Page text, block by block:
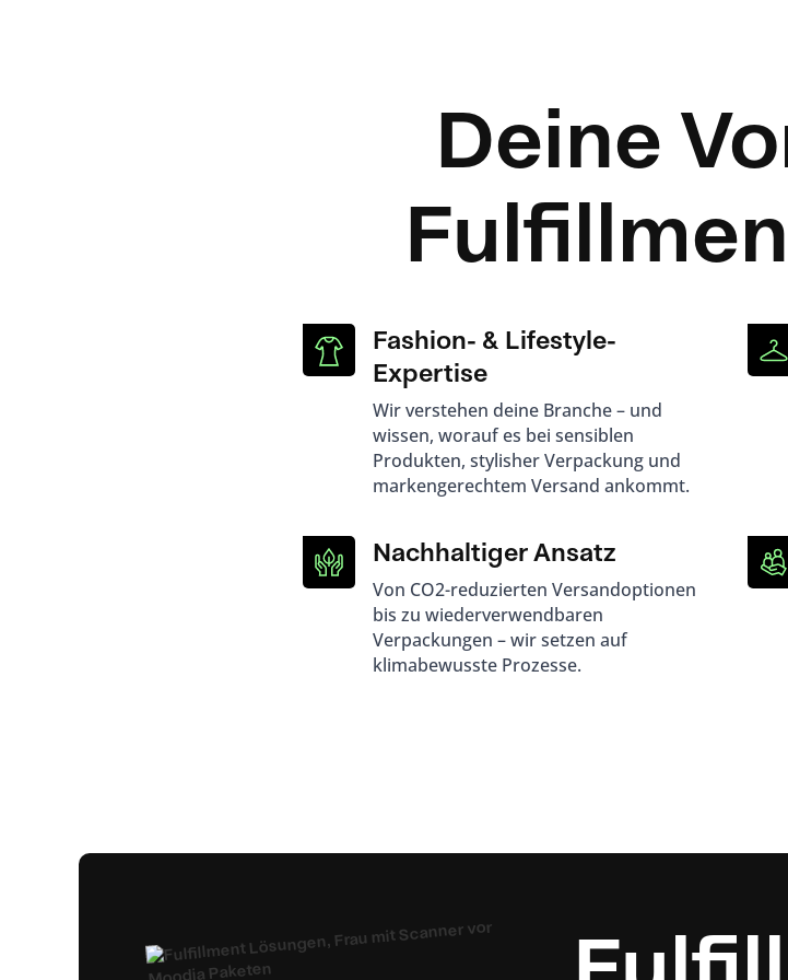
Deine
Fashion- & Lifestyle-
Expertise
Wir verstehen deine Branche – und
wissen, worauf es bei sensiblen
Produkten, stylisher Verpackung und
markengerechtem Versand ankommt.
Nachhaltiger Ansatz
Von CO2-reduzierten Versandoptionen
bis zu wiederverwendbaren
Verpackungen – wir setzen auf
klimabewusste Prozesse.